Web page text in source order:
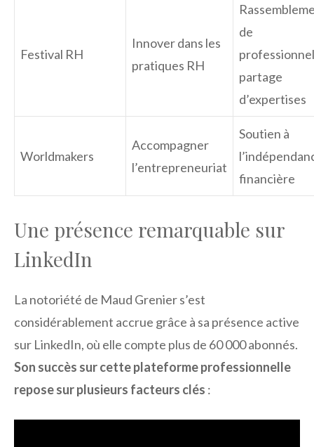
Festival RH
Innover dans les
pratiques RH
de
partage
d’expertises
Worldmakers
Accompagner
l’entrepreneuriat
Soutien à
financière
Une présence remarquable sur
LinkedIn
La notoriété de Maud Grenier s’est
considérablement accrue grâce à sa présence active
sur LinkedIn, où elle compte plus de 60 000 abonnés.
Son succès sur cette plateforme professionnelle
repose sur plusieurs facteurs clés :